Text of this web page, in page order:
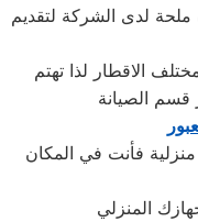
لدى الشركة لتقديم
الاقطار لذا تهتم
قسم الصيانة
فأنت في المكان
المنزلي